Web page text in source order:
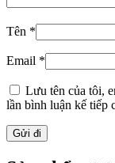
Tên *
Email *
Lưu tên của tôi,
lần bình luận kế tiếp